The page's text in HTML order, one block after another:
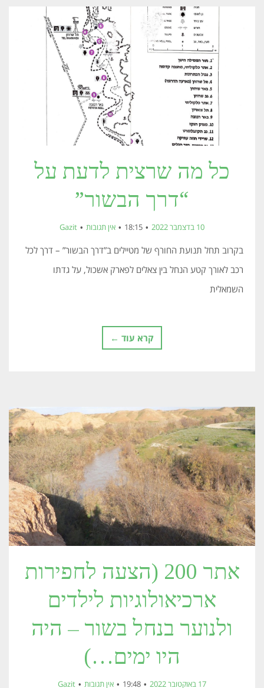
כל מה שרצית לדעת על
“דרך הבשור”
10 בדצמבר 2022 18:15 אין תגובות Gazit
בקרוב תחל תנועת החורף של מטיילים ב”דרך הבשור” – דרך לכל
רכב לאורך קטע הנחל בין צאלים לפארק אשכול, על גדתו
השמאלית
קרא עוד ←
אתר 200 (הצעה לחפירות
ארכיאולוגיות לילדים
ולנוער בנחל בשור – היה
היו ימים…)
17 באוקטובר 2022 19:48 אין תגובות Gazit